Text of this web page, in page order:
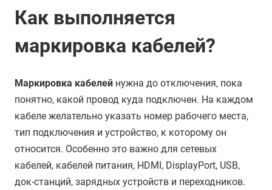
Как выполняется
маркировка кабелей?
Маркировка кабелей нужна до отключения, пока
понятно, какой провод куда подключен. На каждом
кабеле желательно указать номер рабочего места,
тип подключения и устройство, к которому он
относится. Особенно это важно для сетевых
кабелей, кабелей питания, HDMI, DisplayPort, USB,
док-станций, зарядных устройств и переходников.